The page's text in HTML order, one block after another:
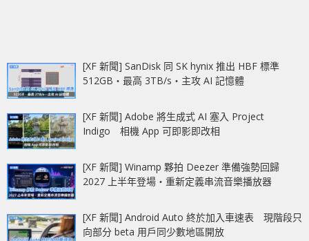
[XF 新聞] SanDisk 同 SK hynix 推出 HBF 標準
512GB‧最高 3TB/s‧主攻 AI 記憶體
[XF 新聞] Adobe 將生成式 AI 塞入 Project
Indigo 相機 App 可即影即改相
[XF 新聞] Winamp 夥拍 Deezer 準備強勢回歸
2027 上半年登場‧重新定義串流音樂播放器
[XF 新聞] Android Auto 終於加入車速表 現階段只
向部分 beta 用戶同少數地區開放